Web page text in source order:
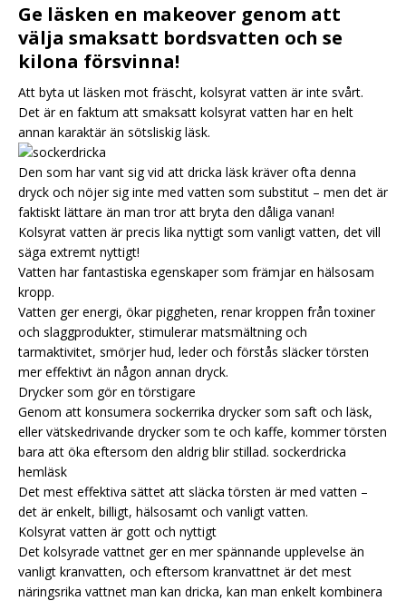
Ge läsken en makeover genom att
välja smaksatt bordsvatten och se
kilona försvinna!
Att byta ut läsken mot fräscht, kolsyrat vatten är inte svårt.
Det är en faktum att smaksatt kolsyrat vatten har en helt
annan karaktär än sötsliskig läsk.
Den som har vant sig vid att dricka läsk kräver ofta denna
dryck och nöjer sig inte med vatten som substitut – men det är
faktiskt lättare än man tror att bryta den dåliga vanan!
Kolsyrat vatten är precis lika nyttigt som vanligt vatten, det vill
säga extremt nyttigt!
Vatten har fantastiska egenskaper som främjar en hälsosam
kropp.
Vatten ger energi, ökar piggheten, renar kroppen från toxiner
och slaggprodukter, stimulerar matsmältning och
tarmaktivitet, smörjer hud, leder och förstås släcker törsten
mer effektivt än någon annan dryck.
Drycker som gör en törstigare
Genom att konsumera sockerrika drycker som saft och läsk,
eller vätskedrivande drycker som te och kaffe, kommer törsten
bara att öka eftersom den aldrig blir stillad. sockerdricka
hemläsk
Det mest effektiva sättet att släcka törsten är med vatten –
det är enkelt, billigt, hälsosamt och vanligt vatten.
Kolsyrat vatten är gott och nyttigt
Det kolsyrade vattnet ger en mer spännande upplevelse än
vanligt kranvatten, och eftersom kranvattnet är det mest
näringsrika vattnet man kan dricka, kan man enkelt kombinera